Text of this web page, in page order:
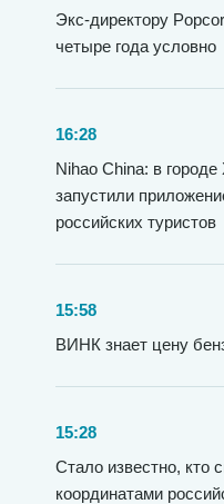
Экс-директору
четыре года условно
16:28
Nihao China: в городе
запустили
российских туристов
15:58
ВИНК знает цену
15:28
Стало известно, кто
координатами